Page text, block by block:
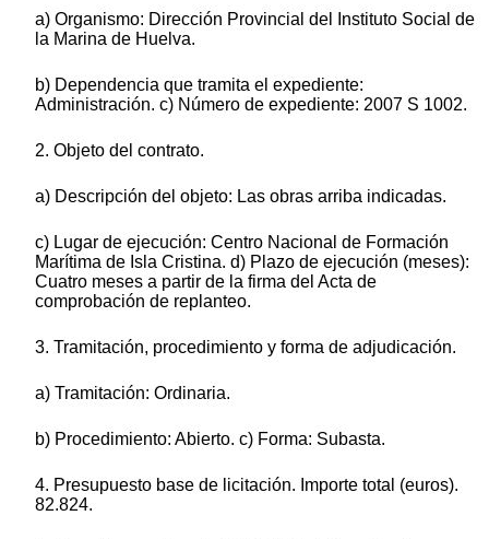
a) Organismo: Dirección Provincial del Instituto Social de
la Marina de Huelva.
b) Dependencia que tramita el expediente:
Administración. c) Número de expediente: 2007 S 1002.
2. Objeto del contrato.
a) Descripción del objeto: Las obras arriba indicadas.
c) Lugar de ejecución: Centro Nacional de Formación
Marítima de Isla Cristina. d) Plazo de ejecución (meses):
Cuatro meses a partir de la firma del Acta de
comprobación de replanteo.
3. Tramitación, procedimiento y forma de adjudicación.
a) Tramitación: Ordinaria.
b) Procedimiento: Abierto. c) Forma: Subasta.
4. Presupuesto base de licitación. Importe total (euros).
82.824.